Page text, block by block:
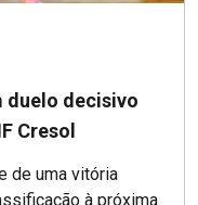
duelo decisivo
Cresol
de uma vitória
à próxima